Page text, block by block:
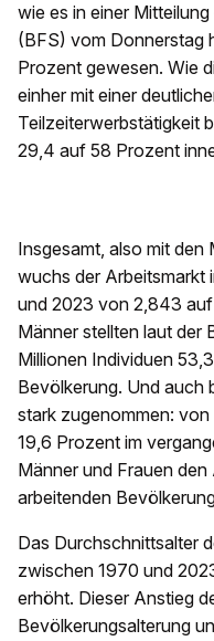
wie es in einer
(BFS) vom Donnerstag
Prozent gewesen. Wie
einher mit einer
Teilzeiterwerbstätigkeit
29,4 auf 58 Prozent
Insgesamt, also mit den
wuchs der Arbeitsmarkt
und 2023 von 2,843
Männer stellten laut der
Millionen Individuen
Bevölkerung. Und auch
stark zugenommen:
19,6 Prozent im
Männer und Frauen
arbeitenden
Das Durchschnittsalter
zwischen 1970 und
erhöht. Dieser Anstieg
Bevölkerungsalterung